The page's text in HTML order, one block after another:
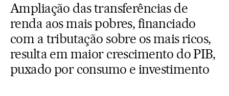
Ampliação das transferências de
renda aos mais pobres, financiado
com a tributação sobre os mais ricos,
resulta em maior crescimento do PIB,
puxado por consumo e investimento